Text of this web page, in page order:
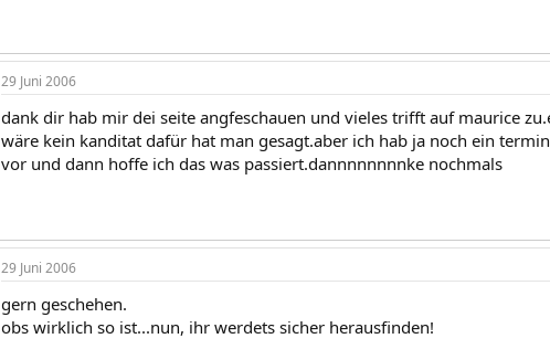
29 Juni 2006
dank dir hab mir dei seite angfeschauen und vieles trifft auf maurice
wäre kein kanditat dafür hat man gesagt.aber ich hab ja noch ein
vor und dann hoffe ich das was passiert.dannnnnnnnke nochmals
29 Juni 2006
gern geschehen.
obs wirklich so ist...nun, ihr werdets sicher herausfinden!